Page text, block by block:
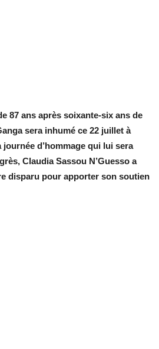
87 ans après soixante-six ans de
sera inhumé ce 22 juillet à
d’hommage qui lui sera
Claudia Sassou N’Guesso a
disparu pour apporter son soutien